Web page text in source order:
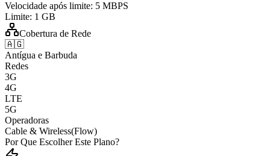
Velocidade após limite: 5 MBPS
Limite: 1 GB
Cobertura de Rede
🇦🇬
Antígua e Barbuda
Redes
3G
4G
LTE
5G
Operadoras
Cable & Wireless(Flow)
Por Que Escolher Este Plano?